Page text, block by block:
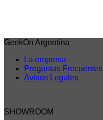
GeekOn Argentina
La empresa
Preguntas Frecuentes
Avisos Legales
SHOWROOM